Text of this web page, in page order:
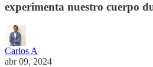
experimenta nuestro cuerpo
Carlos A
abr 09, 2024